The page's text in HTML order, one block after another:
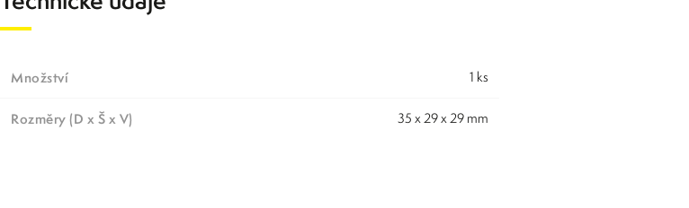
Množství 1 ks
Rozměry (D x Š x V) 35 x 29 x 29 mm